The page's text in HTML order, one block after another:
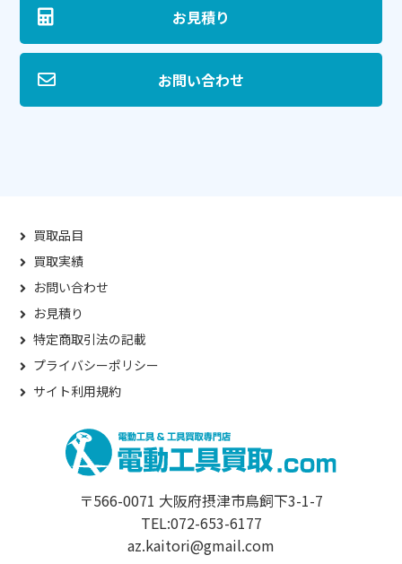
お見積り
お問い合わせ
買取品目
買取実績
お問い合わせ
お見積り
特定商取引法の記載
プライバシーポリシー
サイト利用規約
〒566-0071 大阪府摂津市鳥飼下3-1-7
TEL:072-653-6177
az.kaitori@gmail.com